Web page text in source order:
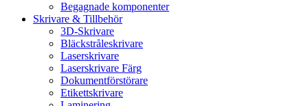
Begagnade komponenter
Skrivare & Tillbehör
3D-Skrivare
Bläckstråleskrivare
Laserskrivare
Laserskrivare Färg
Dokumentförstörare
Etikettskrivare